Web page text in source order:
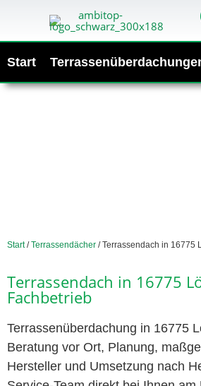
Start
Start/Terrassendächer / Terrassendach in 16775
Terrassendach in 16775
Fachbetrieb
Terrassenüberdachung in 16775
Beratung vor Ort, Planung,
Hersteller und Umsetzung nach